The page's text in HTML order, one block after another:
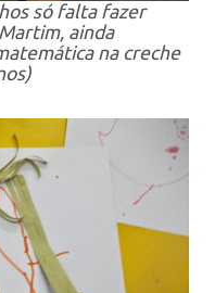
só falta fazer
ainda
na creche